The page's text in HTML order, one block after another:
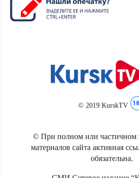
© 2019 KurskTV
© При полном или частичном
материалов сайта активная
обязательна.